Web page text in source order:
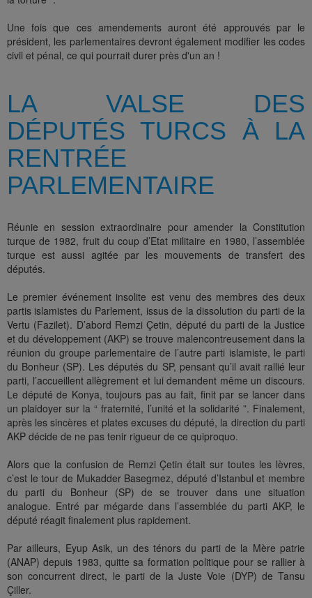
Une fois que ces amendements auront été approuvés par le
président, les parlementaires devront également modifier les codes
civil et pénal, ce qui pourrait durer près d'un an !
LA VALSE DES
DÉPUTÉS TURCS À LA
RENTRÉE
PARLEMENTAIRE
Réunie en session extraordinaire pour amender la Constitution
turque de 1982, fruit du coup d’Etat militaire en 1980, l’assemblée
turque est aussi agitée par les mouvements de transfert des
députés.
Le premier événement insolite est venu des membres des deux
partis islamistes du Parlement, issus de la dissolution du parti de la
Vertu (Fazilet). D’abord Remzi Çetin, député du parti de la Justice
et du développement (AKP) se trouve malencontreusement dans la
réunion du groupe parlementaire de l’autre parti islamiste, le parti
du Bonheur (SP). Les députés du SP, pensant qu’il avait rallié leur
parti, l’accueillent allègrement et lui demandent même un discours.
Le député de Konya, toujours pas au fait, finit par se lancer dans
un plaidoyer sur la “ fraternité, l’unité et la solidarité ”. Finalement,
après les sincères et plates excuses du député, la direction du parti
AKP décide de ne pas tenir rigueur de ce quiproquo.
Alors que la confusion de Remzi Çetin était sur toutes les lèvres,
c’est le tour de Mukadder Basegmez, député d’Istanbul et membre
du parti du Bonheur (SP) de se trouver dans une situation
analogue. Entré par mégarde dans l’assemblée du parti AKP, le
député réagit finalement plus rapidement.
Par ailleurs, Eyup Asik, un des ténors du parti de la Mère patrie
(ANAP) depuis 1983, quitte sa formation politique pour se rallier à
son concurrent direct, le parti de la Juste Voie (DYP) de Tansu
Çiller.